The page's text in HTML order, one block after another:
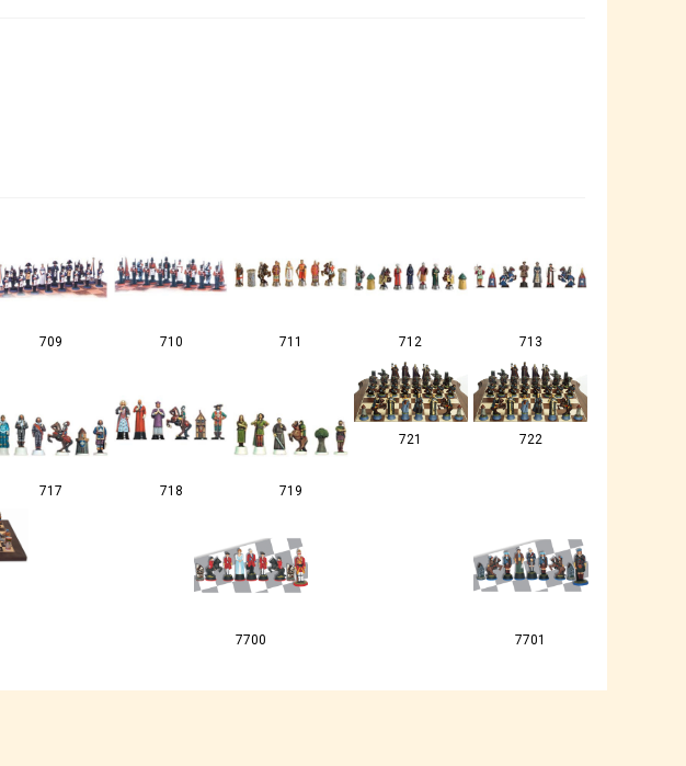
709 710 711 712 713
717 718 719
721 722
7700 7701